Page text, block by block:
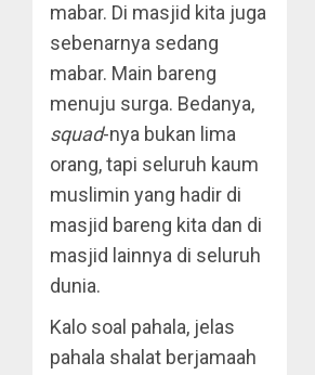
mabar. Di masjid kita juga
sebenarnya sedang
mabar. Main bareng
menuju surga. Bedanya,
squad-nya bukan lima
orang, tapi seluruh kaum
muslimin yang hadir di
masjid bareng kita dan di
masjid lainnya di seluruh
dunia.
Kalo soal pahala, jelas
pahala shalat berjamaah